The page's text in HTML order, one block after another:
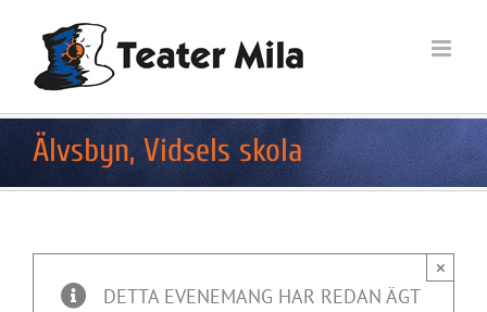
innehållet
Älvsbyn, Vidsels skola
DETTA EVENEMANG HAR REDAN ÄGT
×